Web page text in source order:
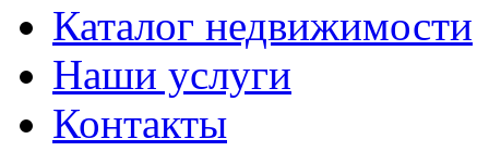
Каталог недвижимости
Наши услуги
Контакты